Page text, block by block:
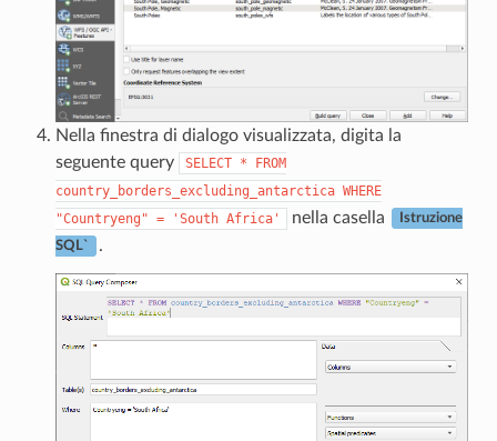
Nella finestra di dialogo visualizzata, digita la
seguente query
SELECT *
FROM
country_borders_excluding_antarctica WHERE
"Countryeng" = 'South Africa' nella casella Istruzione
SQL` .